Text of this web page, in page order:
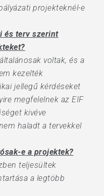
projekteknél-e
és terv szerint
voltak, és a
kezelték
jellegű kérdéseket
megfelelnek az EIF
kivéve
haladt a tervekkel
e a projektek?
teljesültek
a legtöbb